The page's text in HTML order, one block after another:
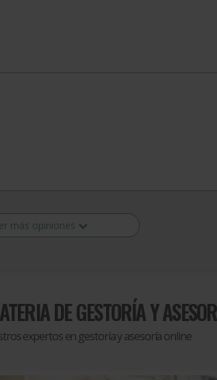
más opiniones
DEGESTORÍA Y
expertos en gestoría y asesoría online